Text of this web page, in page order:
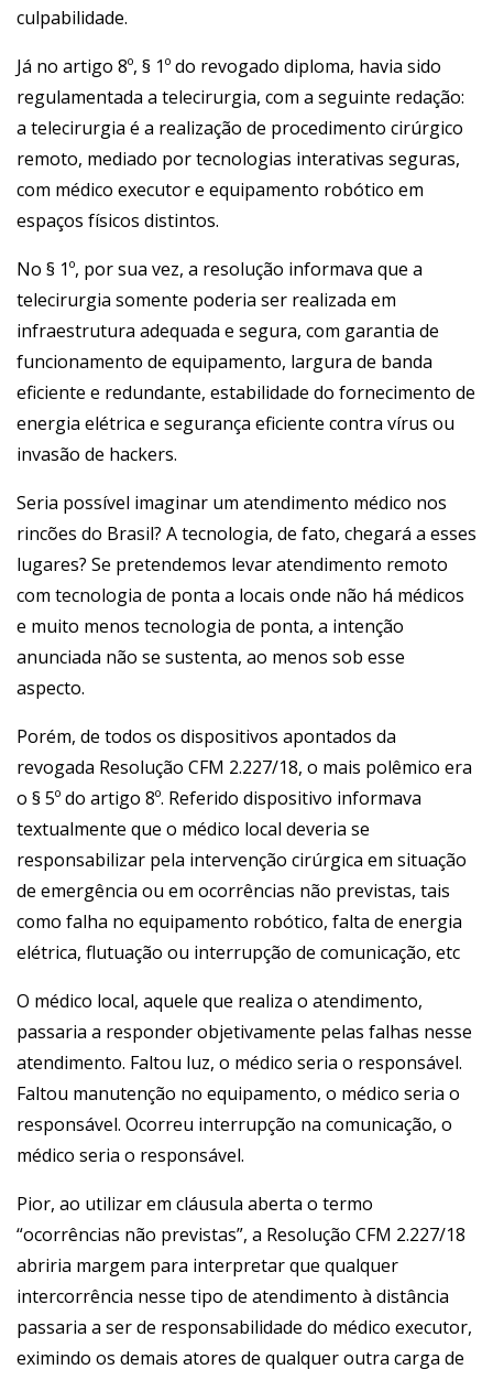
culpabilidade.
Já no artigo 8º, § 1º do revogado diploma, havia sido
regulamentada a telecirurgia, com a seguinte redação:
a telecirurgia é a realização de procedimento cirúrgico
remoto, mediado por tecnologias interativas seguras,
com médico executor e equipamento robótico em
espaços físicos distintos.
No § 1º, por sua vez, a resolução informava que a
telecirurgia somente poderia ser realizada em
infraestrutura adequada e segura, com garantia de
funcionamento de equipamento, largura de banda
eficiente e redundante, estabilidade do fornecimento de
energia elétrica e segurança eficiente contra vírus ou
invasão de hackers.
Seria possível imaginar um atendimento médico nos
rincões do Brasil? A tecnologia, de fato, chegará a esses
lugares? Se pretendemos levar atendimento remoto
com tecnologia de ponta a locais onde não há médicos
e muito menos tecnologia de ponta, a intenção
anunciada não se sustenta, ao menos sob esse
aspecto.
Porém, de todos os dispositivos apontados da
revogada Resolução CFM 2.227/18, o mais polêmico era
o § 5º do artigo 8º. Referido dispositivo informava
textualmente que o médico local deveria se
responsabilizar pela intervenção cirúrgica em situação
de emergência ou em ocorrências não previstas, tais
como falha no equipamento robótico, falta de energia
elétrica, flutuação ou interrupção de comunicação, etc
O médico local, aquele que realiza o atendimento,
passaria a responder objetivamente pelas falhas nesse
atendimento. Faltou luz, o médico seria o responsável.
Faltou manutenção no equipamento, o médico seria o
responsável. Ocorreu interrupção na comunicação, o
médico seria o responsável.
Pior, ao utilizar em cláusula aberta o termo
“ocorrências não previstas”, a Resolução CFM 2.227/18
abriria margem para interpretar que qualquer
intercorrência nesse tipo de atendimento à distância
passaria a ser de responsabilidade do médico executor,
eximindo os demais atores de qualquer outra carga de